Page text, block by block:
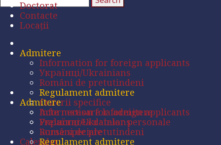
Doctorat
Contacte
Locații
Admitere
Information for foreign applicants
Українці/Ukrainians
Români de pretutindeni
Regulament admitere
Criterii specifice
Acte necesare la admitere
Prelucrarea datelor personale
Burse speciale
Calendar
Admitere
Information for foreign applicants
Українці/Ukrainians
Români de pretutindeni
Regulament admitere